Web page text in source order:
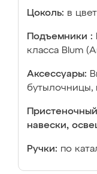
Цоколь: в
Подъемники :
класса Blum
Аксессуары:
бутылочницы,
навески,
Ручки: по